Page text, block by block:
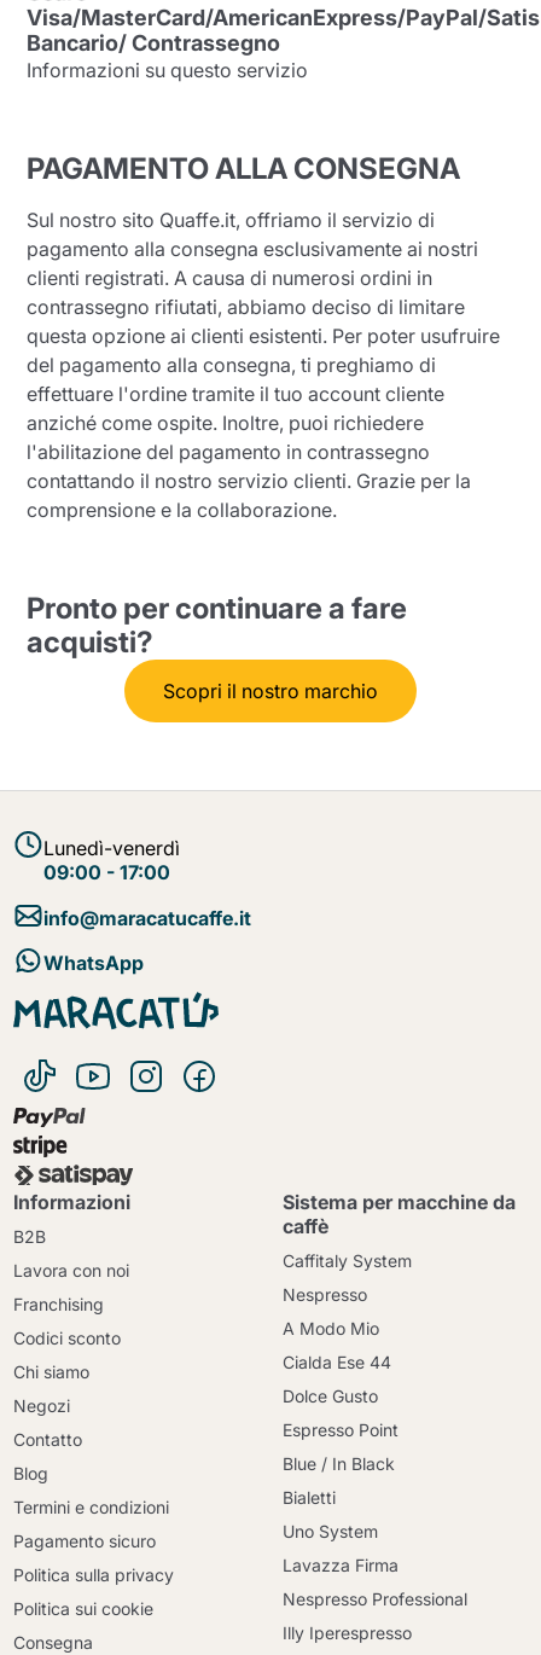
Visa/MasterCard/AmericanExpress/PayPal/
Bancario/ Contrassegno
Informazioni su questo servizio
PAGAMENTO ALLA CONSEGNA
Sul nostro sito Quaffe.it, offriamo il servizio di
pagamento alla consegna esclusivamente ai nostri
clienti registrati. A causa di numerosi ordini in
contrassegno rifiutati, abbiamo deciso di limitare
questa opzione ai clienti esistenti. Per poter usufruire
del pagamento alla consegna, ti preghiamo di
effettuare l'ordine tramite il tuo account cliente
anziché come ospite. Inoltre, puoi richiedere
l'abilitazione del pagamento in contrassegno
contattando il nostro servizio clienti. Grazie per la
comprensione e la collaborazione.
Pronto per continuare a fare
acquisti?
Scopri il nostro marchio
Invia
Lunedì-venerdì
09:00 - 17:00
info@maracatucaffe.it
WhatsApp
Informazioni
B2B
Lavora con noi
Franchising
Codici sconto
Chi siamo
Negozi
Contatto
Blog
Termini e condizioni
Pagamento sicuro
Politica sulla privacy
Politica sui cookie
Consegna
Sistema per macchine da
caffè
Caffitaly System
Nespresso
A Modo Mio
Cialda Ese 44
Dolce Gusto
Espresso Point
Blue / In Black
Bialetti
Uno System
Lavazza Firma
Nespresso Professional
Illy Iperespresso